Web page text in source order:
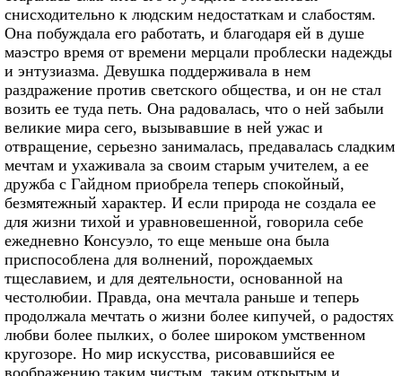
снисходительно к людским недостаткам и слабостям.
Она побуждала его работать, и благодаря ей в душе
маэстро время от времени мерцали проблески надежды
и энтузиазма. Девушка поддерживала в нем
раздражение против светского общества, и он не стал
возить ее туда петь. Она радовалась, что о ней забыли
великие мира сего, вызывавшие в ней ужас и
отвращение, серьезно занималась, предавалась сладким
мечтам и ухаживала за своим старым учителем, а ее
дружба с Гайдном приобрела теперь спокойный,
безмятежный характер. И если природа не создала ее
для жизни тихой и уравновешенной, говорила себе
ежедневно Консуэло, то еще меньше она была
приспособлена для волнений, порождаемых
тщеславием, и для деятельности, основанной на
честолюбии. Правда, она мечтала раньше и теперь
продолжала мечтать о жизни более кипучей, о радостях
любви более пылких, о более широком умственном
кругозоре. Но мир искусства, рисовавшийся ее
воображению таким чистым, таким открытым и